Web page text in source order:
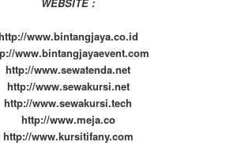
www.bintangjaya.co.id
www.bintangjayaevent.com
http://www.sewatenda.net
http://www.sewakursi.net
http://www.sewakursi.tech
http://www.meja.co
http://www.kursitifany.com